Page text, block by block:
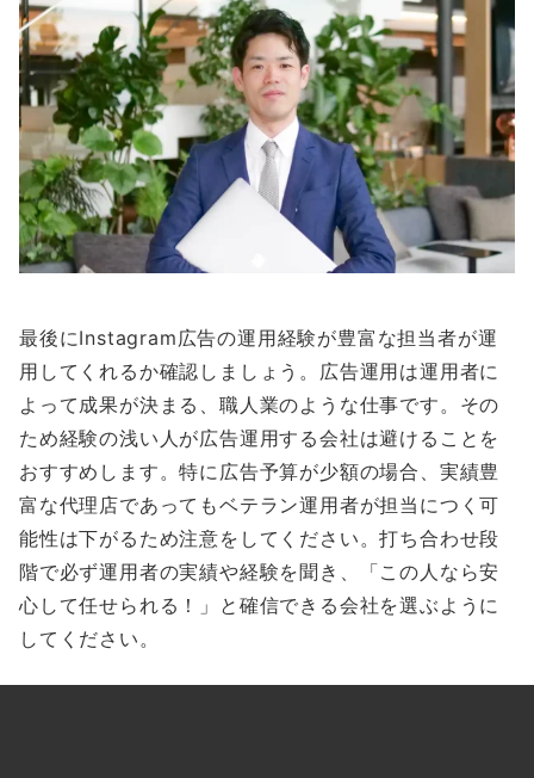
最後にInstagram広告の運用経験が豊富な担当者が運
用してくれるか確認しましょう。広告運用は運用者に
よって成果が決まる、職人業のような仕事です。その
ため経験の浅い人が広告運用する会社は避けることを
おすすめします。特に広告予算が少額の場合、実績豊
富な代理店であってもベテラン運用者が担当につく可
能性は下がるため注意をしてください。打ち合わせ段
階で必ず運用者の実績や経験を聞き、「この人なら安
心して任せられる！」と確信できる会社を選ぶように
してください。